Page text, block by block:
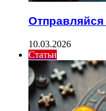
Отправляйся
10.03.2026
Статьи